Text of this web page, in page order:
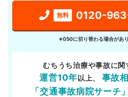
無料 0120-
※050に切り替わる場合があり
むちうち治療や事故に関
運営10年以上、 事故
「交通事故病院サーチ」